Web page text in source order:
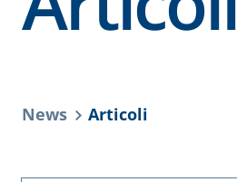
News Articoli